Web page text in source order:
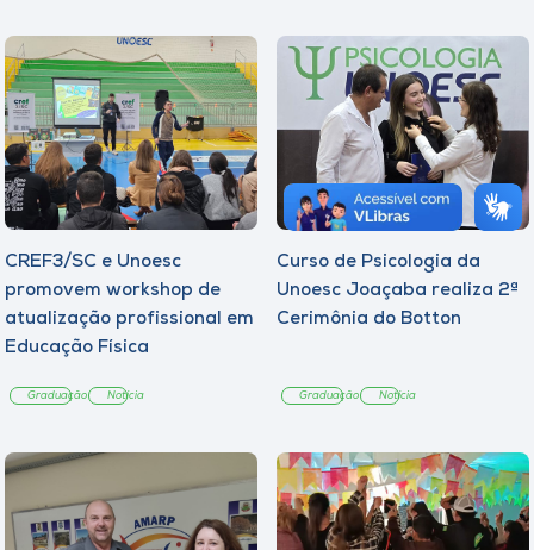
CREF3/SC e Unoesc
promovem workshop de
atualização profissional em
Educação Física
Graduação Notícia
Curso de Psicologia da
Unoesc Joaçaba realiza 2ª
Cerimônia do Botton
Graduação Notícia